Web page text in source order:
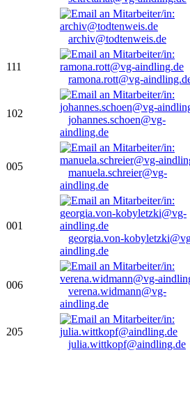
archiv@todtenweis.de
111
ramona.rott@vg-
102
johannes.schoen@vg-
aindling.de
005
manuela.schreier@vg-
aindling.de
001
georgia.von-
aindling.de
006
verena.widmann@vg-
aindling.de
205
julia.wittkopf@aindling.de